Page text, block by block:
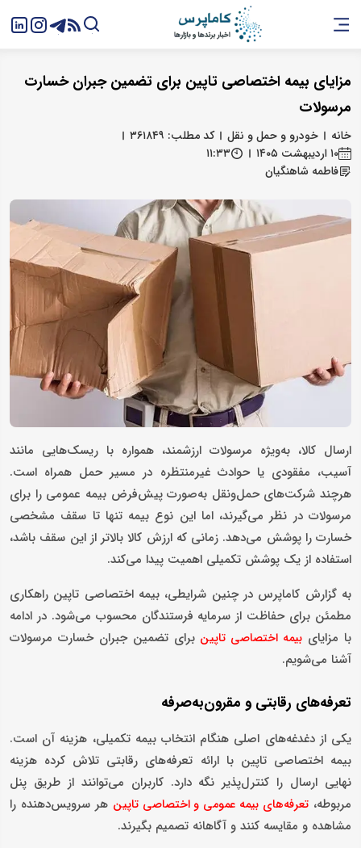
مزایای بیمه اختصاصی تاپین برای تضمین جبران خسارت
مرسولات
خانه خودرو و حمل و نقل
کد مطلب: ۳۶۱۸۴۹
۱۰ اردیبهشت ۱۴۰۵
۱۱:۳۳
فاطمه شاهنگیان
ارسال کالا، به‌ویژه مرسولات ارزشمند، همواره با ریسک‌هایی مانند
آسیب، مفقودی یا حوادث غیرمنتظره در مسیر حمل همراه است.
هرچند شرکت‌های حمل‌ونقل به‌صورت پیش‌فرض بیمه عمومی را برای
مرسولات در نظر می‌گیرند، اما این نوع بیمه تنها تا سقف مشخصی
خسارت را پوشش می‌دهد. زمانی که ارزش کالا بالاتر از این سقف باشد،
استفاده از یک پوشش تکمیلی اهمیت پیدا می‌کند.
به گزارش کاماپرس در چنین شرایطی، بیمه اختصاصی تاپین راهکاری
مطمئن برای حفاظت از سرمایه فرستندگان محسوب می‌شود. در ادامه
با مزایای بیمه اختصاصی تاپین برای تضمین جبران خسارت مرسولات
آشنا می‌شویم.
تعرفه‌های رقابتی و مقرون‌به‌صرفه
یکی از دغدغه‌های اصلی هنگام انتخاب بیمه تکمیلی، هزینه آن است.
بیمه اختصاصی تاپین با ارائه تعرفه‌های رقابتی تلاش کرده هزینه
نهایی ارسال را کنترل‌پذیر نگه دارد. کاربران می‌توانند از طریق پنل
مربوطه، تعرفه‌های بیمه عمومی و اختصاصی تاپین هر سرویس‌دهنده را
مشاهده و مقایسه کنند و آگاهانه تصمیم بگیرند.